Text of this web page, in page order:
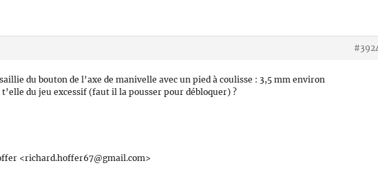
du bouton de l’axe de manivelle avec un pied à coulisse : 3,5 mm environ
du jeu excessif (faut il la pousser pour débloquer) ?
<richard.hoffer67@gmail.com>